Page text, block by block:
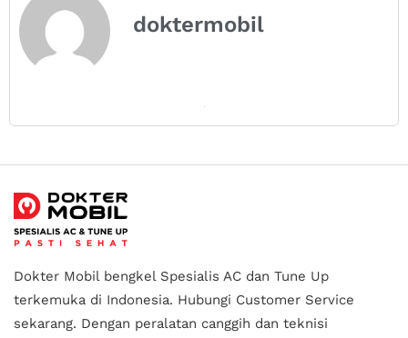
doktermobil
Dokter Mobil bengkel Spesialis AC dan Tune Up
terkemuka di Indonesia. Hubungi Customer Service
sekarang. Dengan peralatan canggih dan teknisi